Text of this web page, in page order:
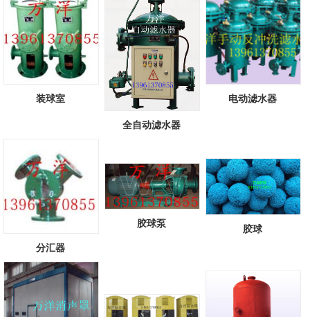
装球室
全自动滤水器
电动滤水器
分汇器
胶球泵 胶球